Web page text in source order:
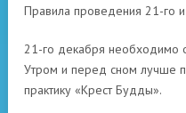
Правила проведения 21-го
21-го декабря необходимо
Утром и перед сном лучше
практику «Крест Будды».